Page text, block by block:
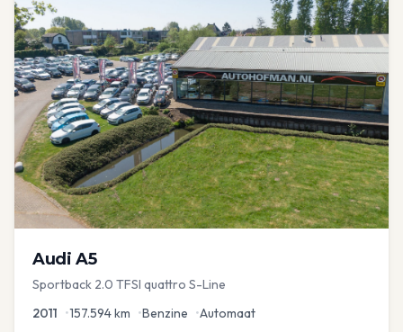
Audi A5
Sportback 2.0 TFSI quattro S-Line
2011 •157.594km •Benzine •Automaat